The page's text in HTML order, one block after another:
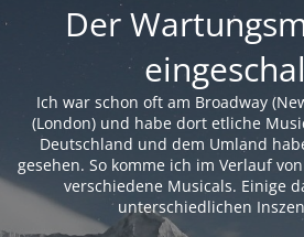
Der
Ich war schon oft am Broadway
(London) und habe dort etliche
Deutschland und dem Umland
gesehen. So komme ich im Verlauf
verschiedene Musicals. Einige
unterschiedlichen